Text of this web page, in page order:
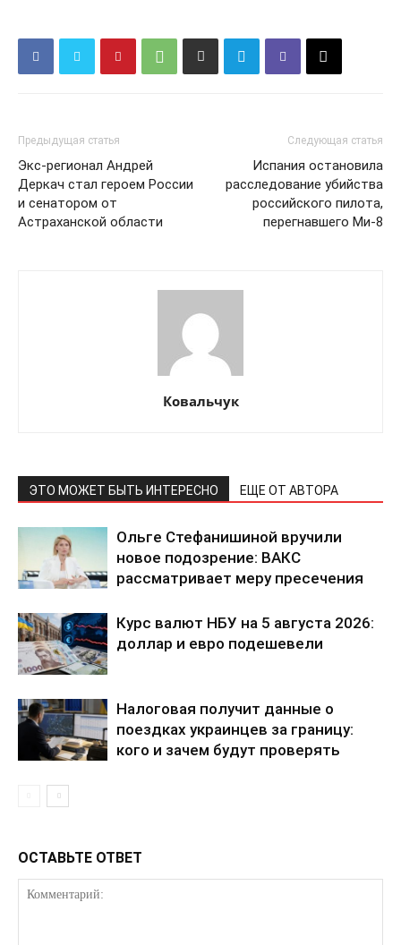
КавПолит
Предыдущая статья
Экс-регионал Андрей
Деркач стал героем России
и сенатором от
Астраханской области
Следующая статья
Испания остановила
расследование убийства
российского пилота,
перегнавшего Ми-8
Ковальчук
ЭТО МОЖЕТ БЫТЬ ИНТЕРЕСНО ЕЩЕ ОТ АВТОРА
Ольге Стефанишиной вручили
новое подозрение: ВАКС
рассматривает меру пресечения
Курс валют НБУ на 5 августа 2026:
доллар и евро подешевели
Налоговая получит данные о
поездках украинцев за границу:
кого и зачем будут проверять
ОСТАВЬТЕ ОТВЕТ